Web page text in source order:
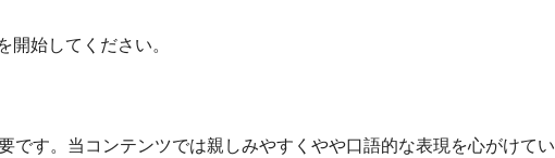
始してください。
す。当コンテンツでは親しみやすくやや口語的な表現を心がけてい